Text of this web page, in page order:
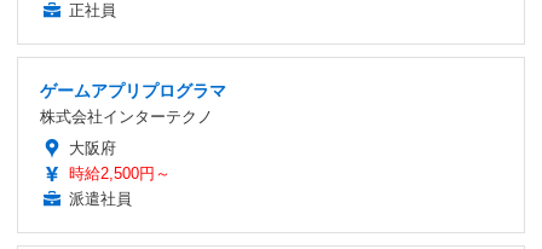
正社員
ゲームアプリプログラマ
株式会社インターテクノ
大阪府
時給2,500円～
派遣社員